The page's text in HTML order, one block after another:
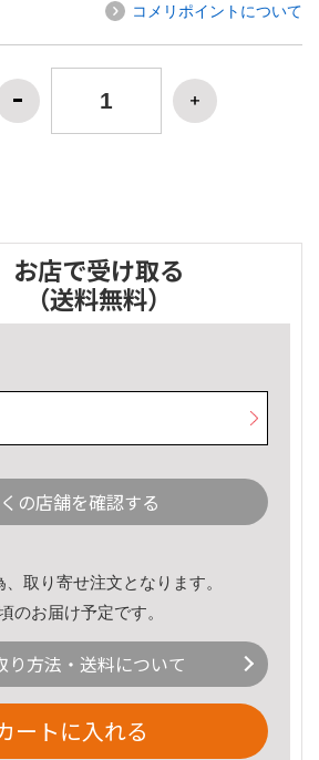
コメリポイントについて
お店で受け取る
（送料無料）
の店舗を確認する
取り寄せ注文となります。
のお届け予定です。
り方法・送料について
ートに入れる